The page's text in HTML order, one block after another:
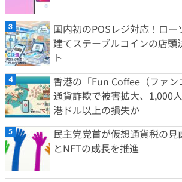
国内初のPOSレジ対応！ロー
建てステーブルコインの店頭
ト
香港の「Fun Coffee（ファ
通貨詐欺で被害拡大、1,000
港ドル以上の損失か
民主党党首が仮想通貨税の
とNFTの成長を推進